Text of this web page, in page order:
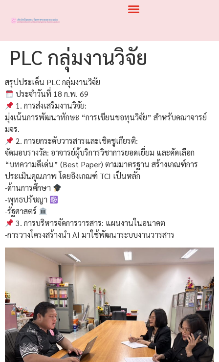
PLC กลุ่มงานวิจัย
สรุปประเด็น PLC กลุ่มงานวิจัย
ประจำวันที่ 18 ก.พ. 69
1. การส่งเสริมงานวิจัย:
มุ่งเน้นการพัฒนาทักษะ “การเขียนขอทุนวิจัย” สำหรับคณาจารย์
มจร.
2. การยกระดับวารสารและเชิดชูเกียรติ:
จัดมอบรางวัล: อาจารย์ผู้บริการวิชาการยอดเยี่ยม และคัดเลือก
“บทความดีเด่น” (Best Paper) ตามมาตรฐาน สร้างเกณฑ์การ
ประเมินคุณภาพ โดยอิงเกณฑ์ TCI เป็นหลัก
-ด้านการศึกษา
-พุทธปรัชญา
-รัฐศาสตร์
3. การบริหารจัดการวารสาร: แผนงานในอนาคต
-การวางโครงสร้างนำ AI มาใช้พัฒนาระบบงานวารสาร